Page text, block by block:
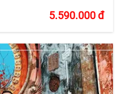
5.590.000đ